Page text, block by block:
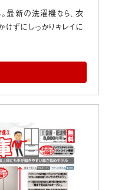
最新の洗濯機なら、衣
ずにしっかりキレイに